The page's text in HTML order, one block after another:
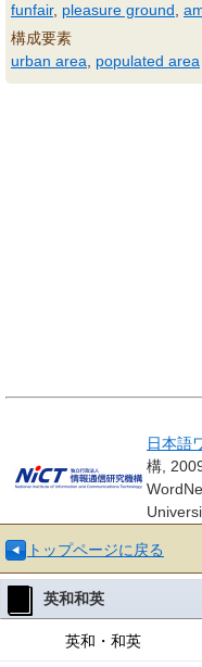
funfair, pleasure ground
構成要素
urban area
populated area
日本語
構,
トップページに戻る
英和和英
英和・和英